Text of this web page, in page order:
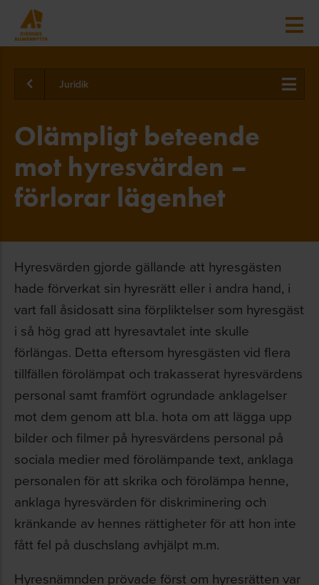
Juridik
Olämpligt beteende
mot hyresvärden –
förlorar lägenhet
Hyresvärden gjorde gällande att hyresgästen
hade förverkat sin hyresrätt eller i andra hand, i
vart fall åsidosatt sina förpliktelser som hyresgäst
i så hög grad att hyresavtalet inte skulle
förlängas. Detta eftersom hyresgästen vid flera
tillfällen förolämpat och trakasserat hyresvärdens
personal samt framfört ogrundade anklagelser
mot dem genom att bl.a. hota om att lägga upp
bilder och filmer på hyresvärdens personal på
sociala medier med förolämpande text, anklaga
personalen för att skrika och förolämpa henne,
anklaga hyresvärden för diskriminering och
kränkande av hennes rättigheter för att hon inte
fått fel på duschslang avhjälpt m.m.
Hyresnämnden prövade först om hyresrätten var